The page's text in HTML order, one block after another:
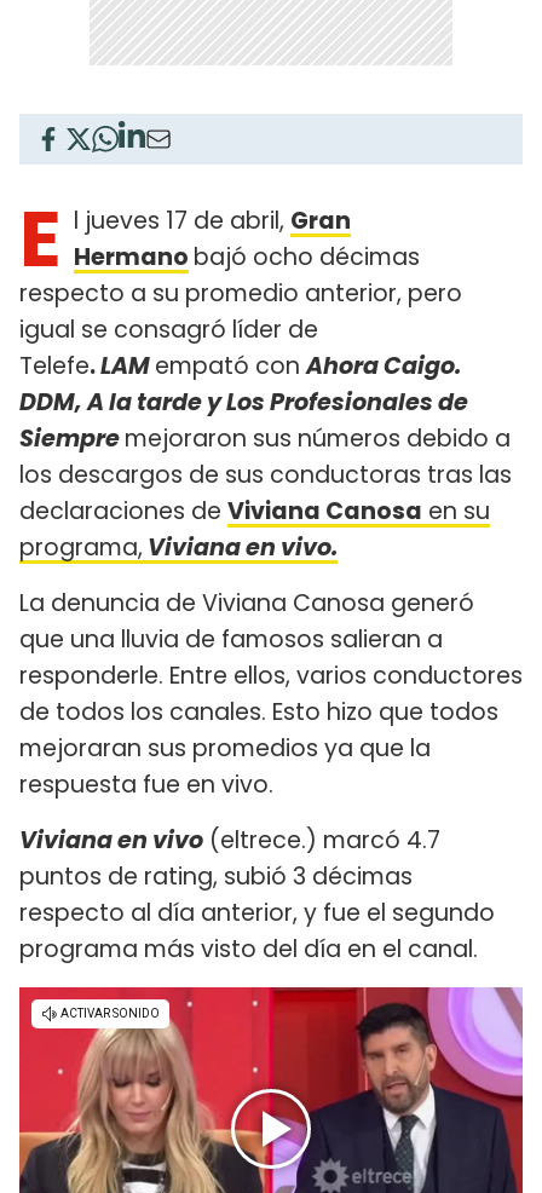
E l jueves 17 de abril, Gran
Hermano bajó ocho décimas
respecto a su promedio anterior, pero
igual se consagró líder de
Telefe.LAMempató conAhora Caigo.
DDM, A la tarde y Los Profesionales de
Siempremejoraron sus números debido a
los descargos de sus conductoras tras las
declaraciones de Viviana Canosa en su
programa, Viviana en vivo.
La denuncia de Viviana Canosa generó
que una lluvia de famosos salieran a
responderle. Entre ellos, varios conductores
de todos los canales. Esto hizo que todos
mejoraran sus promedios ya que la
respuesta fue en vivo.
Viviana en vivo (eltrece.) marcó 4.7
puntos de rating, subió 3 décimas
respecto al día anterior, y fue el segundo
programa más visto del día en el canal.